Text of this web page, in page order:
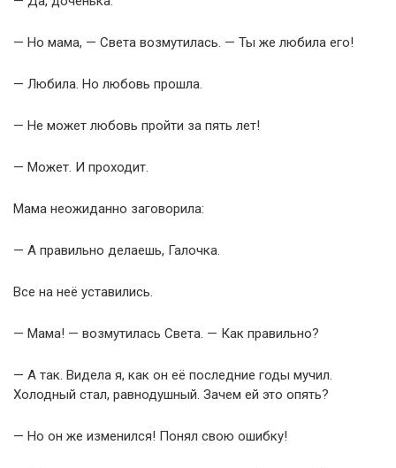
— Но мама, — Света возмутилась. — Ты же любила его!
— Любила. Но любовь прошла.
— Не может любовь пройти за пять лет!
— Может. И проходит.
Мама неожиданно заговорила:
— А правильно делаешь, Галочка.
Все на неё уставились.
— Мама! — возмутилась Света. — Как правильно?
— А так. Видела я, как он её последние годы мучил.
Холодный стал, равнодушный. Зачем ей это опять?
— Но он же изменился! Понял свою ошибку!